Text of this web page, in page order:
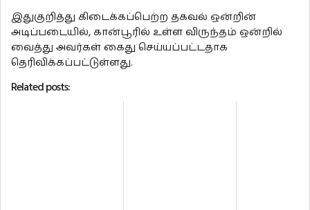
இதுகுறித்து கிடைக்கப்பெற்ற தகவல் ஒன்றின்
அடிப்படையில், கான்பூரில் உள்ள விருந்தம் ஒன்றில்
வைத்து அவர்கள் கைது செய்யப்பட்டதாக
தெரிவிக்கப்பட்டுள்ளது.
Related posts: